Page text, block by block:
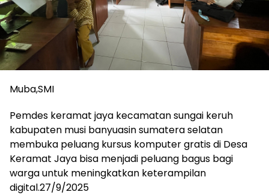
Muba,SMI
Pemdes keramat jaya kecamatan sungai keruh
kabupaten musi banyuasin sumatera selatan
membuka peluang kursus komputer gratis di Desa
Keramat Jaya bisa menjadi peluang bagus bagi
warga untuk meningkatkan keterampilan
digital.27/9/2025